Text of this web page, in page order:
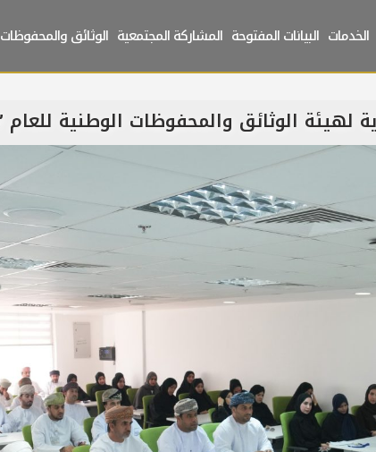
الخدمات البيانات المفتوحة المشاركة المجتمعية الوثائق والمحفوظات
الوثائق والمحفوظات الوطنية للعام ٢٠٢٣